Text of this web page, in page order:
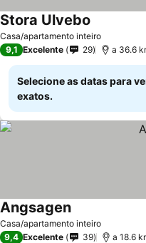
Casa/apartamento inteiro
Stora Ulvebo
9,1 Excelente 29 a 36.6
Selecione as datas para
exatos.
Casa/apartamento inteiro
Angsagen
9,4 Excelente 39 a 18.6